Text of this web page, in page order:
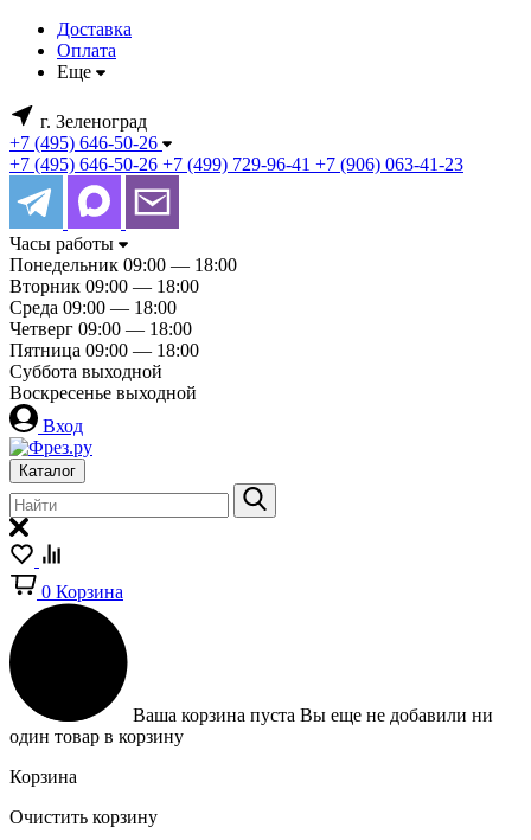
Доставка
Оплата
Еще
г. Зеленоград
+7 (495) 646-50-26
+7 (495) 646-50-26 +7 (499) 729-96-41 +7 (906) 063-41-23
Часы работы
Понедельник 09:00 — 18:00
Вторник 09:00 — 18:00
Среда 09:00 — 18:00
Четверг 09:00 — 18:00
Пятница 09:00 — 18:00
Суббота выходной
Воскресенье выходной
Вход
Каталог
0 Корзина
Ваша корзина пуста Вы еще не добавили ни
один товар в корзину
Корзина
Очистить корзину